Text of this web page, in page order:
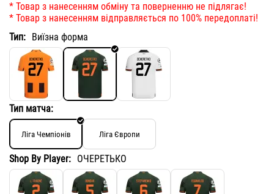
* Товар з нанесенням обміну та поверненню не підлягає!
* Товар з нанесенням відправляється по 100% передоплаті!
Тип:
Виїзна форма
Тип матча:
Ліга Чемпіонів Ліга Європи
Shop By Player: ОЧЕРЕТЬКО